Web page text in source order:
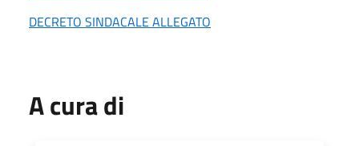
DECRETO SINDACALE ALLEGATO
A cura di